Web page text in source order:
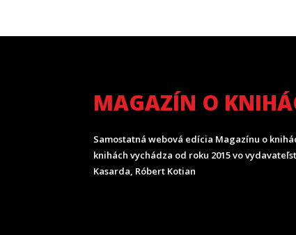
MAGAZÍN O
Samostatná webová edícia Magazínu o
knihách vychádza od roku 2015 vo
Kasarda, Róbert Kotian